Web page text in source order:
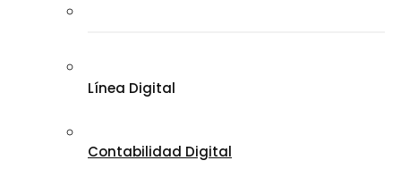
Línea Digital
Contabilidad Digital